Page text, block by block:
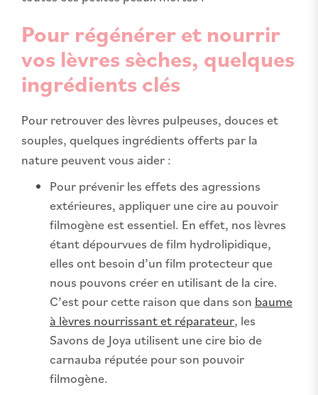
Pour régénérer et nourrir
vos lèvres sèches, quelques
ingrédients clés
Pour retrouver des lèvres pulpeuses, douces et
souples, quelques ingrédients offerts par la
nature peuvent vous aider :
Pour prévenir les effets des agressions
extérieures, appliquer une cire au pouvoir
filmogène est essentiel. En effet, nos lèvres
étant dépourvues de film hydrolipidique,
elles ont besoin d’un film protecteur que
nous pouvons créer en utilisant de la cire.
C’est pour cette raison que dans son baume
à lèvres nourrissant et réparateur, les
Savons de Joya utilisent une cire bio de
carnauba réputée pour son pouvoir
filmogène.